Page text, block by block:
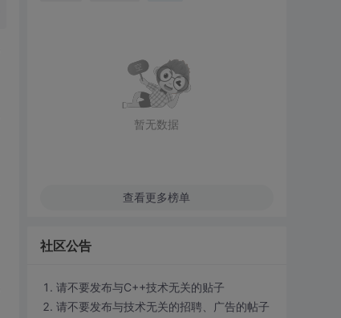
暂无数据
查看更多榜单
社区公告
请不要发布与C++技术无关的贴子
请不要发布与技术无关的招聘、广告的帖子